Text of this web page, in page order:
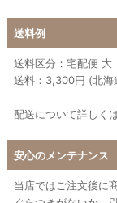
送料例
送料区分：宅配便 大
送料：3,300円 (北海
配送について詳しく
安心のメンテナンス
当店ではご注文後に